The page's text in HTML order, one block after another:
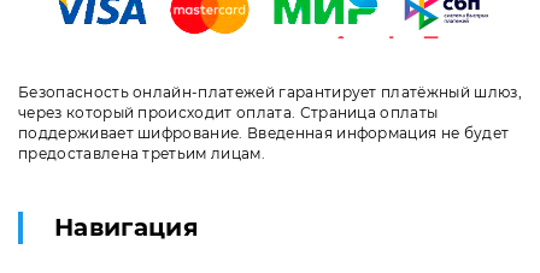
Безопасность онлайн-платежей гарантирует платёжный шлюз,
через который происходит оплата. Страница оплаты
поддерживает шифрование. Введенная информация не будет
предоставлена третьим лицам.
Навигация